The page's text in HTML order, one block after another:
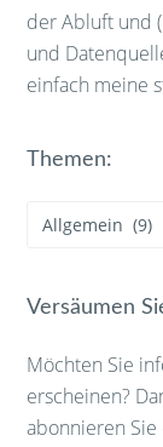
der Abluft und
und
einfach meine
Themen:
Themen:
Versäumen
Möchten Sie
erscheinen?
abonnieren Sie